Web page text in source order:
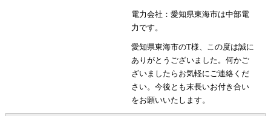
電力会社：愛知県東海市は中部電
力です。
愛知県東海市のT様、この度は誠に
ありがとうございました。何かご
ざいましたらお気軽にご連絡くだ
さい。今後とも末長いお付き合い
をお願いいたします。